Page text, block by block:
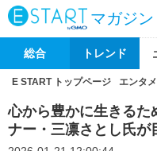
マガジン
総合 トレンド
E START トップページ エンタメ
心から豊かに生きるた
ナー・三凛さとし氏が